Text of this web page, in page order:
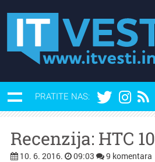
PRATITE NAS:
Recenzija: HTC 10
10. 6. 2016. 09:03 9 komentara